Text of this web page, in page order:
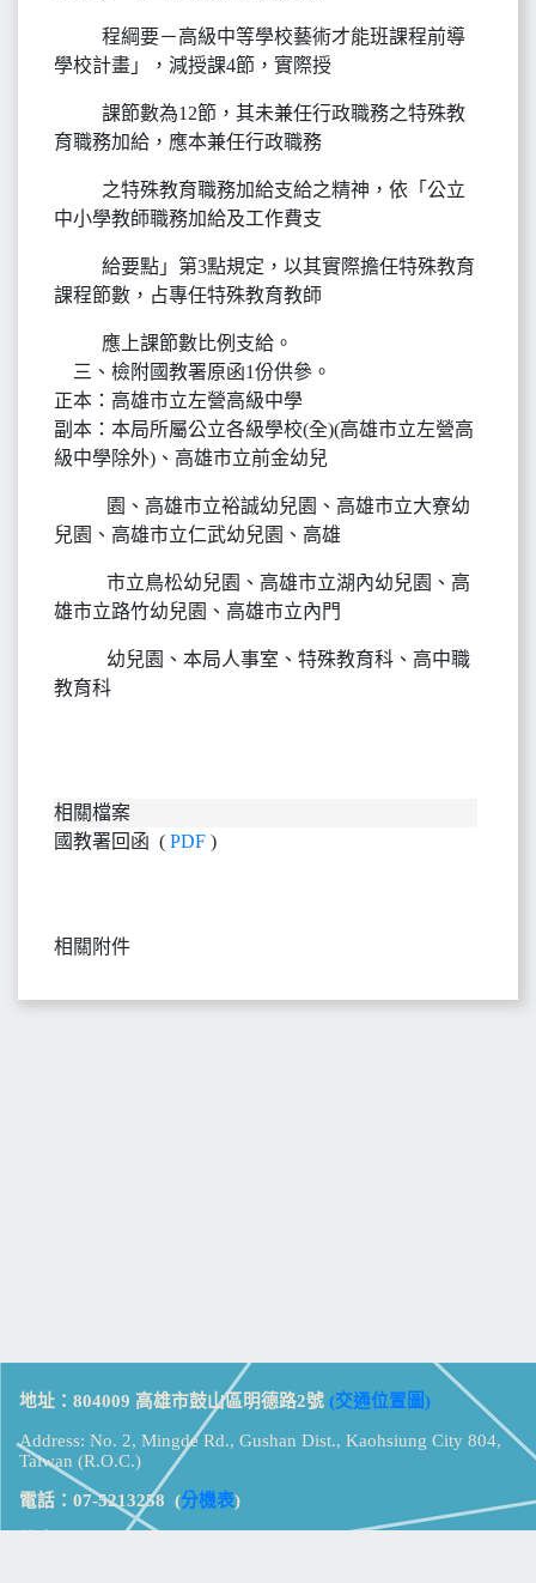
程綱要－高級中等學校藝術才能班課程前導
學校計畫」，減授課4節，實際授
課節數為12節，其未兼任行政職務之特殊教
育職務加給，應本兼任行政職務
之特殊教育職務加給支給之精神，依「公立
中小學教師職務加給及工作費支
給要點」第3點規定，以其實際擔任特殊教育
課程節數，占專任特殊教育教師
應上課節數比例支給。
三、檢附國教署原函1份供參。
正本：高雄市立左營高級中學
副本：本局所屬公立各級學校(全)(高雄市立左營高
級中學除外)、高雄市立前金幼兒
園、高雄市立裕誠幼兒園、高雄市立大寮幼
兒園、高雄市立仁武幼兒園、高雄
市立鳥松幼兒園、高雄市立湖內幼兒園、高
雄市立路竹幼兒園、高雄市立內門
幼兒園、本局人事室、特殊教育科、高中職
教育科
相關檔案
國教署回函 ( PDF )
相關附件
地址：804009 高雄市鼓山區明德路2號 (交通位置圖)
Address: No. 2, Mingde Rd., Gushan Dist., Kaohsiung City 804,
Taiwan (R.O.C.)
電話：07-5213258 (分機表)